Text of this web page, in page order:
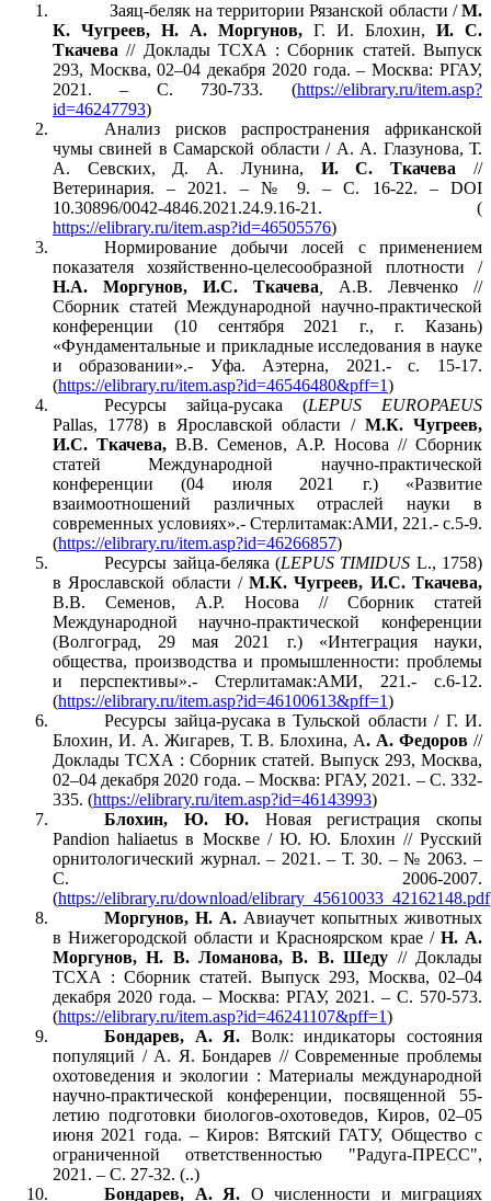
Заяц-беляк на территории Рязанской области /М.
К. Чугреев, Н. А. Моргунов, Г. И. Блохин, И. С.
Ткачева// Доклады ТСХА : Сборник статей. Выпуск
293, Москва, 02–04 декабря 2020 года. – Москва: РГАУ,
2021. – С. 730-733. (https://elibrary.ru/item.asp?
id=46247793)
Анализ рисков распространения африканской
чумы свиней в Самарской области / А. А. Глазунова, Т.
А. Севских, Д. А. Лунина, И. С. Ткачева //
Ветеринария. – 2021. – № 9. – С. 16-22. – DOI
10.30896/0042-4846.2021.24.9.16-21. (
https://elibrary.ru/item.asp?id=46505576)
Нормирование добычи лосей с применением
показателя хозяйственно-целесообразной плотности /
Н.А. Моргунов, И.С. Ткачева, А.В. Левченко //
Сборник статей Международной научно-практической
конференции (10 сентября 2021 г., г. Казань)
«Фундаментальные и прикладные исследования в науке
и образовании».- Уфа. Аэтерна, 2021.- с. 15-17.
(https://elibrary.ru/item.asp?id=46546480&pff=1)
Ресурсы зайца-русака (LEPUS
EUROPAEUS
Pallas, 1778) в Ярославской области /М.К. Чугреев,
И.С. Ткачева, В.В. Семенов, А.Р. Носова // Сборник
статей Международной научно-практической
конференции (04 июля 2021 г.) «Развитие
взаимоотношений различных отраслей науки в
современных условиях».- Стерлитамак:АМИ, 221.- с.5-9.
(https://elibrary.ru/item.asp?id=46266857)
Ресурсы зайца-беляка (LEPUS TIMIDUS L., 1758)
в Ярославской области /М.К. Чугреев, И.С. Ткачева,
В.В. Семенов, А.Р. Носова // Сборник статей
Международной научно-практической конференции
(Волгоград, 29 мая 2021 г.) «Интеграция науки,
общества, производства и промышленности: проблемы
и перспективы».- Стерлитамак:АМИ, 221.- с.6-12.
(https://elibrary.ru/item.asp?id=46100613&pff=1)
Ресурсы зайца-русака в Тульской области / Г. И.
Блохин, И. А. Жигарев, Т. В. Блохина, А. А. Федоров//
Доклады ТСХА : Сборник статей. Выпуск 293, Москва,
02–04 декабря 2020 года. – Москва: РГАУ, 2021. – С. 332-
335. (https://elibrary.ru/item.asp?id=46143993)
Блохин, Ю. Ю.Новая регистрация скопы
Pandion haliaetus в Москве / Ю. Ю. Блохин // Русский
орнитологический журнал. – 2021. – Т. 30. – № 2063. –
С. 2006-2007.
(https://elibrary.ru/download/elibrary_45610033_42162148.pdf
Моргунов, Н. А. Авиаучет копытных животных
в Нижегородской области и Красноярском крае / Н. А.
Моргунов, Н. В. Ломанова, В. В. Шеду // Доклады
ТСХА : Сборник статей. Выпуск 293, Москва, 02–04
декабря 2020 года. – Москва: РГАУ, 2021. – С. 570-573.
(https://elibrary.ru/item.asp?id=46241107&pff=1)
Бондарев, А. Я. Волк: индикаторы состояния
популяций / А. Я. Бондарев // Современные проблемы
охотоведения и экологии : Материалы международной
научно-практической конференции, посвященной 55-
летию подготовки биологов-охотоведов, Киров, 02–05
июня 2021 года. – Киров: Вятский ГАТУ, Общество с
ограниченной ответственностью "Радуга-ПРЕСС",
2021. – С. 27-32. (..)
Бондарев, А. Я. О численности и миграциях